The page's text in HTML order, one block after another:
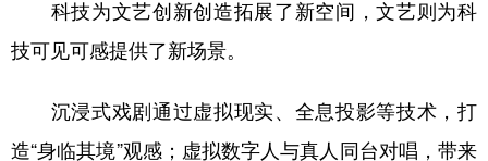
科技为文艺创新创造拓展了新空间，文艺则为科
技可见可感提供了新场景。
沉浸式戏剧通过虚拟现实、全息投影等技术，打
造“身临其境”观感；虚拟数字人与真人同台对唱，带来